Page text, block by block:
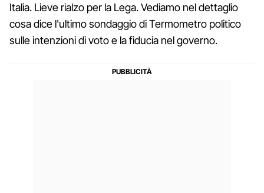
Italia. Lieve rialzo per la Lega. Vediamo nel dettaglio
cosa dice l'ultimo sondaggio di Termometro politico
sulle intenzioni di voto e la fiducia nel governo.